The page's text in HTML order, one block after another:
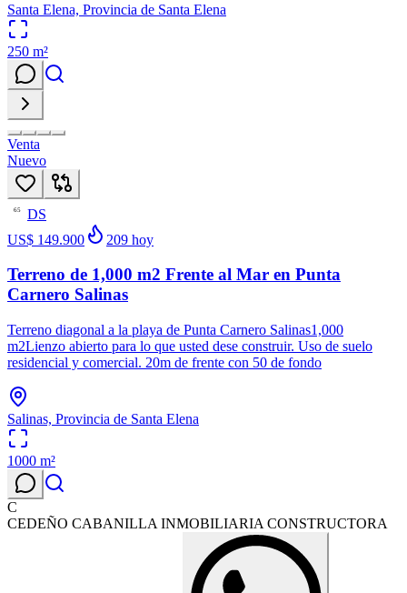
Santa Elena, Provincia de Santa Elena
250 m²
Venta
Nuevo
65
DS
US$ 149.900
209 hoy
Terreno de 1,000 m2 Frente al Mar en Punta
Carnero Salinas
Terreno diagonal a la playa de Punta Carnero Salinas1,000
m2Lienzo abierto para lo que usted dese construir. Uso de suelo
residencial y comercial. 20m de frente con 50 de fondo
Salinas, Provincia de Santa Elena
1000 m²
C
CEDEÑO CABANILLA INMOBILIARIA CONSTRUCTORA